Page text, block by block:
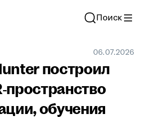
Поиск
06.07.2026
построил
обучения